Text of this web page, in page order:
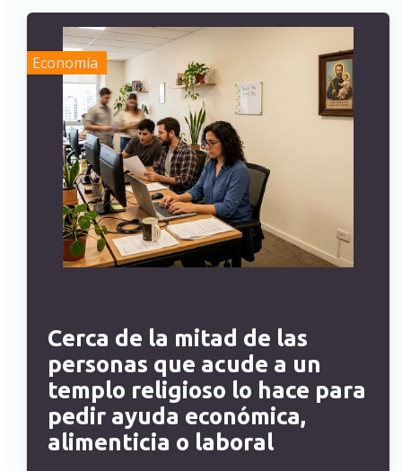
Economía
Cerca de la mitad de las
personas que acude a un
templo religioso lo hace para
pedir ayuda económica,
alimenticia o laboral